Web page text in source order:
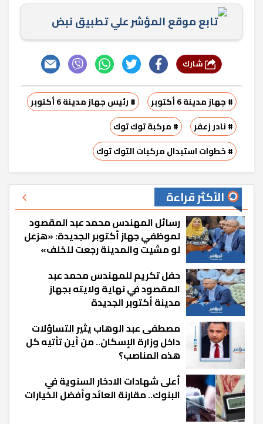
تابع موقع المؤشر علي تطبيق نبض
# جهاز مدينة 6 أكتوبر
# رئيس جهاز مدينة 6 أكتوبر
# نادر زعفر
# مركبة توك توك
# خطوات استبدال مركبات التوك توك
الأكثر قراءة
رسائل المهندس محمد عبد المقصود
لموظفي جهاز أكتوبر الجديدة: «هزعل
لو مشيت والمدينة رجعت للخلف»
حفل تكريم للمهندس محمد عبد
المقصود في نهاية ولايته بجهاز
مدينة أكتوبر الجديدة
مصطفى عبد الوهاب يثير التساؤلات
داخل وزارة الإسكان.. من أين تأتيه كل
هذه المناصب؟
أعلى شهادات الادخار السنوية في
البنوك.. مقارنة العائد وأفضل الخيارات